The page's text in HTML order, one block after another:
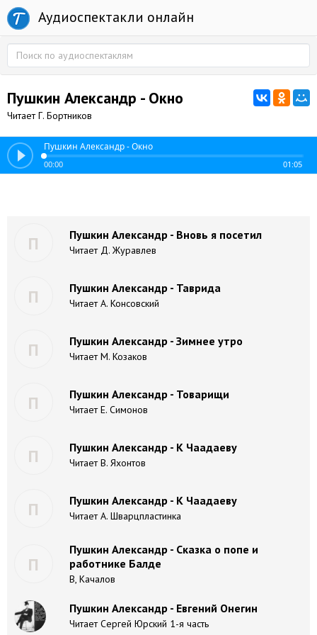
Аудиоспектакли онлайн
Пушкин Александр - Окно
Читает Г. Бортников
Пушкин Александр - Окно
00:00 01:05
П Пушкин Александр - Вновь я посетил
Читает Д. Журавлев
П Пушкин Александр - Таврида
Читает А. Консовский
П Пушкин Александр - Зимнее утро
Читает М. Козаков
П Пушкин Александр - Товарищи
Читает Е. Симонов
П Пушкин Александр - К Чаадаеву
Читает В. Яхонтов
П Пушкин Александр - К Чаадаеву
Читает А. Шварцпластинка
П
Пушкин Александр - Сказка о попе и
работнике Балде
В, Качалов
Пушкин Александр - Евгений Онегин
Читает Сергей Юрский 1-я часть